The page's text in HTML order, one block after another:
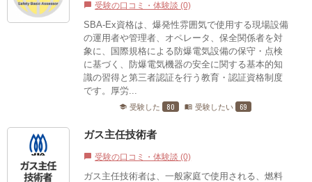
chat_bubble 受験の口コミ・体験談 (0)
SBA-Ex資格は、爆発性雰囲気で使用する現場設備
の運用者や管理者、オペレータ、保全関係者を対
象に、国際規格による防爆電気設備の保守・点検
に基づく、防爆電気機器の安全に関する基本的知
識の習得と第三者認証を行う教育・認証資格制度
です。厚労...
school 受験した 80 menu_book 受験したい 69
ガス主任技術者
chat_bubble 受験の口コミ・体験談 (0)
ガス主任技術者は、一般家庭で使用される、燃料